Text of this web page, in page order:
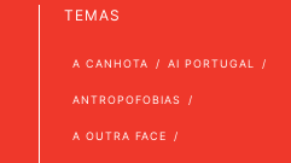
TEMAS
A CANHOTA AI PORTUGAL
ANTROPOFOBIAS
A OUTRA FACE